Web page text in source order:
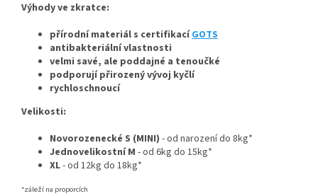
Výhody ve zkratce:
přírodní materiál s certifikacíGOTS
antibakteriální vlastnosti
velmi savé, ale poddajné a tenoučké
podporují přirozený vývoj kyčlí
rychloschnoucí
Velikosti:
Novorozenecké S (MINI) - od narození do 8kg*
Jednovelikostní M - od 6kg do 15kg*
XL- od 12kg do 18kg*
*záleží na proporcích